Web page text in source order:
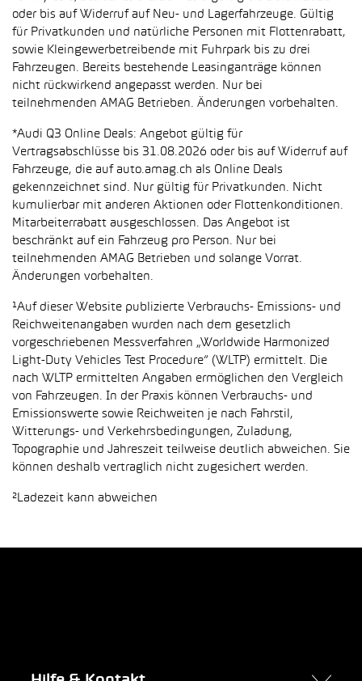
oder bis auf Widerruf auf Neu- und Lagerfahrzeuge. Gültig
für Privatkunden und natürliche Personen mit Flottenrabatt,
sowie Kleingewerbetreibende mit Fuhrpark bis zu drei
Fahrzeugen. Bereits bestehende Leasinganträge können
nicht rückwirkend angepasst werden. Nur bei
teilnehmenden AMAG Betrieben. Änderungen vorbehalten.
*Audi Q3 Online Deals: Angebot gültig für
Vertragsabschlüsse bis 31.08.2026 oder bis auf Widerruf auf
Fahrzeuge, die auf auto.amag.ch als Online Deals
gekennzeichnet sind. Nur gültig für Privatkunden. Nicht
kumulierbar mit anderen Aktionen oder Flottenkonditionen.
Mitarbeiterrabatt ausgeschlossen. Das Angebot ist
beschränkt auf ein Fahrzeug pro Person. Nur bei
teilnehmenden AMAG Betrieben und solange Vorrat.
Änderungen vorbehalten.
¹Auf dieser Website publizierte Verbrauchs- Emissions- und
Reichweitenangaben wurden nach dem gesetzlich
vorgeschriebenen Messverfahren „Worldwide Harmonized
Light-Duty Vehicles Test Procedure“ (WLTP) ermittelt. Die
nach WLTP ermittelten Angaben ermöglichen den Vergleich
von Fahrzeugen. In der Praxis können Verbrauchs- und
Emissionswerte sowie Reichweiten je nach Fahrstil,
Witterungs- und Verkehrsbedingungen, Zuladung,
Topographie und Jahreszeit teilweise deutlich abweichen. Sie
können deshalb vertraglich nicht zugesichert werden.
²Ladezeit kann abweichen